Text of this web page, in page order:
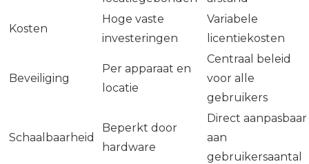
Kosten
Hoge vaste
investeringen
Variabele
licentiekosten
Beveiliging
Per apparaat en
locatie
Centraal beleid
voor alle
gebruikers
Schaalbaarheid
Beperkt door
hardware
Direct aanpasbaar
aan
gebruikersaantal